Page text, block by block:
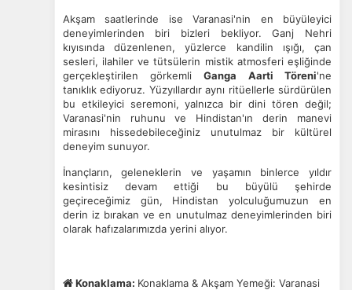
Akşam saatlerinde ise Varanasi'nin en büyüleyici
deneyimlerinden biri bizleri bekliyor. Ganj Nehri
kıyısında düzenlenen, yüzlerce kandilin ışığı, çan
sesleri, ilahiler ve tütsülerin mistik atmosferi eşliğinde
gerçekleştirilen görkemliGanga Aarti Töreni'ne
tanıklık ediyoruz. Yüzyıllardır aynı ritüellerle sürdürülen
bu etkileyici seremoni, yalnızca bir dini tören değil;
Varanasi'nin ruhunu ve Hindistan'ın derin manevi
mirasını hissedebileceğiniz unutulmaz bir kültürel
deneyim sunuyor.
İnançların, geleneklerin ve yaşamın binlerce yıldır
kesintisiz devam ettiği bu büyülü şehirde
geçireceğimiz gün, Hindistan yolculuğumuzun en
derin iz bırakan ve en unutulmaz deneyimlerinden biri
olarak hafızalarımızda yerini alıyor.
Konaklama: Konaklama & Akşam Yemeği: Varanasi